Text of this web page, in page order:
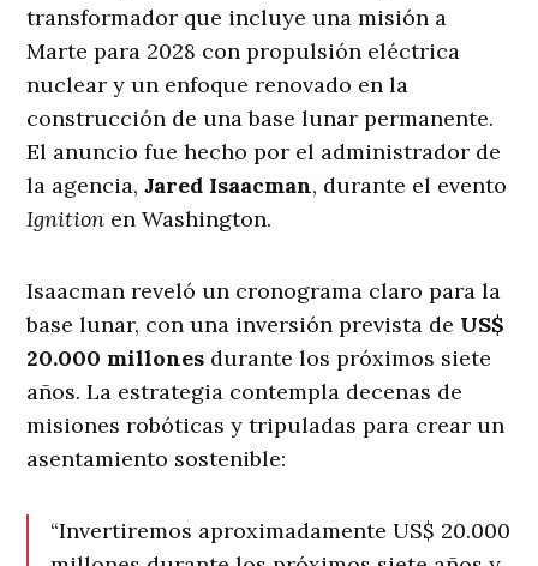
transformador que incluye una misión a
Marte para 2028 con propulsión eléctrica
nuclear y un enfoque renovado en la
construcción de una base lunar permanente.
El anuncio fue hecho por el administrador de
la agencia,Jared Isaacman, durante el evento
Ignition en Washington.
Isaacman reveló un cronograma claro para la
base lunar, con una inversión prevista de US$
20.000 millones durante los próximos siete
años. La estrategia contempla decenas de
misiones robóticas y tripuladas para crear un
asentamiento sostenible:
“Invertiremos aproximadamente US$ 20.000